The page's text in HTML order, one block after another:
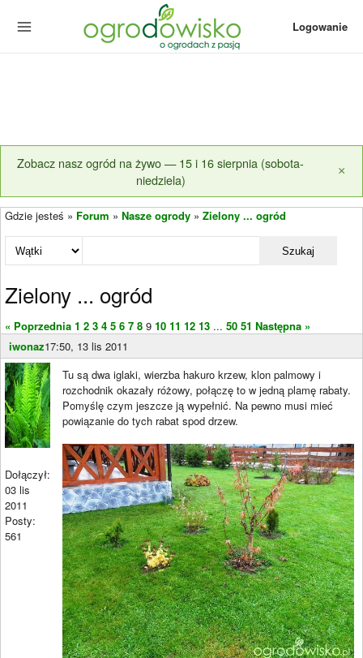
Logowanie
Zobacz nasz ogród na żywo — 15 i 16 sierpnia (sobota-
niedziela)
×
Gdzie jesteś » Forum » Nasze ogrody » Zielony ... ogród
Szukaj
Zielony ... ogród
« Poprzednia 1 2 3 4 5 6 7 8 9 10 11 12 13 ... 50 51 Następna »
iwonaz17:50, 13 lis 2011
Dołączył:
03 lis
2011
Posty:
561
Tu są dwa iglaki, wierzba hakuro krzew, klon palmowy i
rozchodnik okazały różowy, połączę to w jedną plamę rabaty.
Pomyślę czym jeszcze ją wypełnić. Na pewno musi mieć
powiązanie do tych rabat spod drzew.